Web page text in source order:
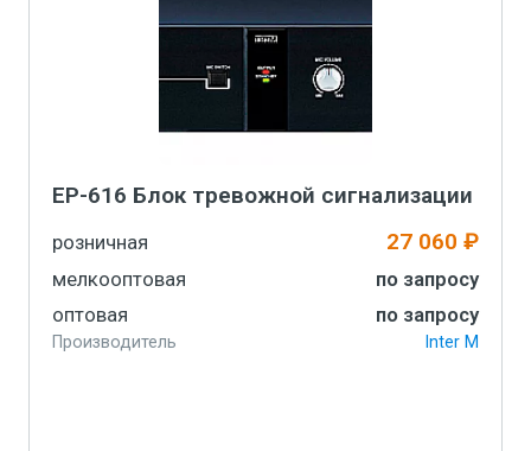
EP-616 Блок тревожной сигнализации
розничная 27 060 ₽
мелкооптовая
по запросу
оптовая
по запросу
Производитель Inter M